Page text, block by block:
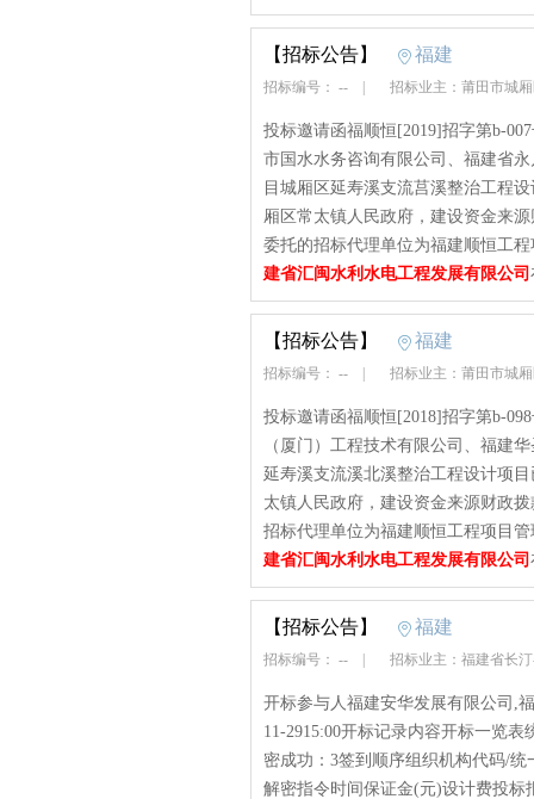
【招标公告】 福建
招标编号： -- 招标业主：莆田市城
投标邀请函福顺恒[2019]招字第b-
市国水水务咨询有限公司、福建省
目城厢区延寿溪支流莒溪整治工程
厢区常太镇人民政府，建设资金来
委托的招标代理单位为福建顺恒工
建省汇闽水利水电工程发展有限公司
【招标公告】 福建
招标编号： -- 招标业主：莆田市城
投标邀请函福顺恒[2018]招字第b-
（厦门）工程技术有限公司、福建
延寿溪支流溪北溪整治工程设计项
太镇人民政府，建设资金来源财政
招标代理单位为福建顺恒工程项目
建省汇闽水利水电工程发展有限公司
【招标公告】 福建
招标编号： -- 招标业主：福建省长
开标参与人福建安华发展有限公司,
11-2915:00开标记录内容开标一览
密成功：3签到顺序组织机构代码/
解密指令时间保证金(元)设计费投